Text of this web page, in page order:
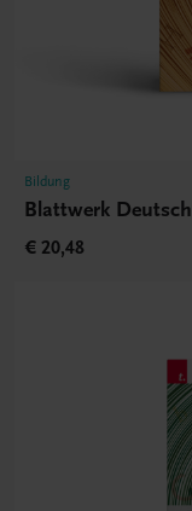
Bildung
Blattwerk
€ 20,48